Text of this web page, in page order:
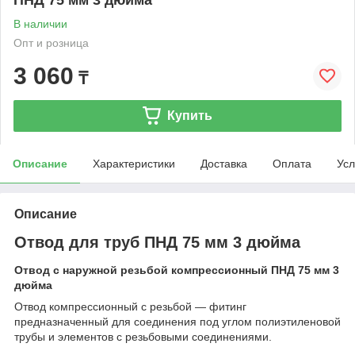
В наличии
Опт и розница
3 060 ₸
Купить
Описание Характеристики Доставка Оплата
Описание
Отвод для труб ПНД 75 мм 3 дюйма
Отвод с наружной резьбой компрессионный ПНД 75 мм 3
дюйма
Отвод компрессионный с резьбой — фитинг
предназначенный для соединения под углом полиэтиленовой
трубы и элементов с резьбовыми соединениями.